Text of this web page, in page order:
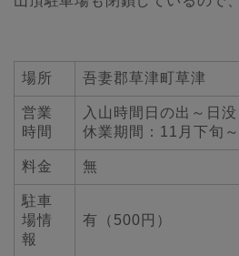
場所 吾妻郡草津町草津
営業
時間
入山時間日の出～日没
休業期間：11月下旬
料金 無
駐車
場情
報
有（500円）